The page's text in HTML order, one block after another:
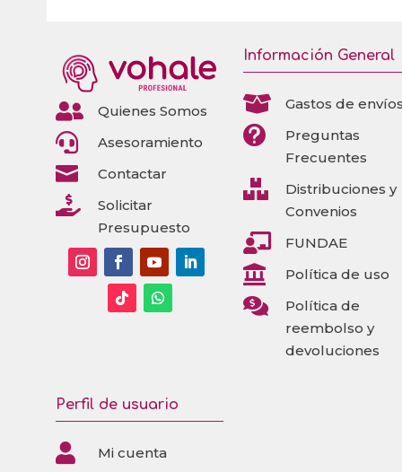
 Quienes Somos
 Asesoramiento
 Contactar

Solicitar
Presupuesto
Información General
 Gastos de

Preguntas
Frecuentes

Distribuciones y
Convenios
 FUNDAE
 Política de uso

Política de
reembolso y
devoluciones
Perfil de usuario
 Mi cuenta